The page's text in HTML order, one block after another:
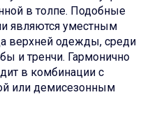
в толпе. Подобные
являются уместным
верхней одежды, среди
и тренчи. Гармонично
в комбинации с
или демисезонным